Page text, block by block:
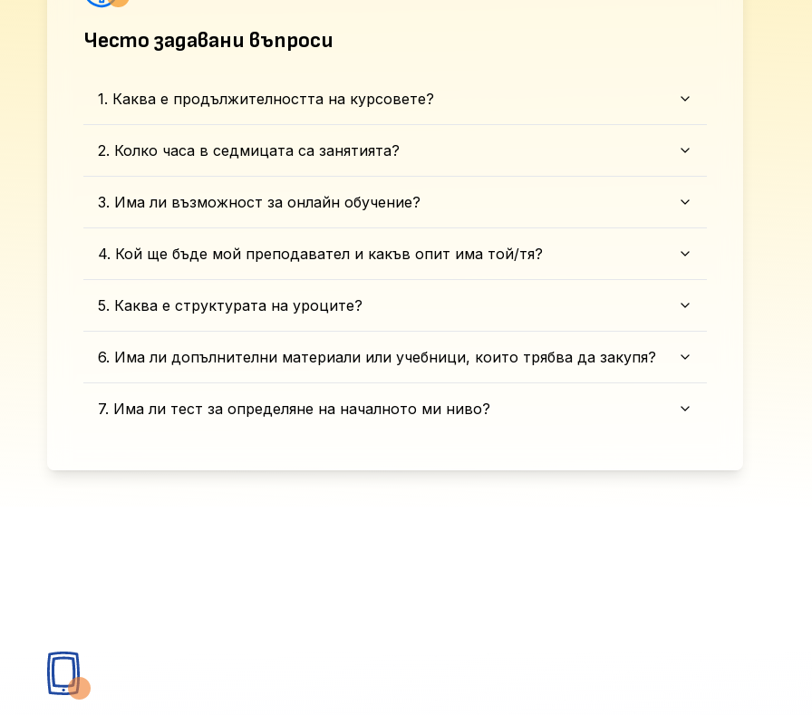
Често задавани въпроси
1. Каква е продължителността на курсовете?
2. Колко часа в седмицата са занятията?
3. Има ли възможност за онлайн обучение?
4. Кой ще бъде мой преподавател и какъв опит има той/тя?
5. Каква е структурата на уроците?
6. Има ли допълнителни материали или учебници, които трябва да закупя?
7. Има ли тест за определяне на началното ми ниво?